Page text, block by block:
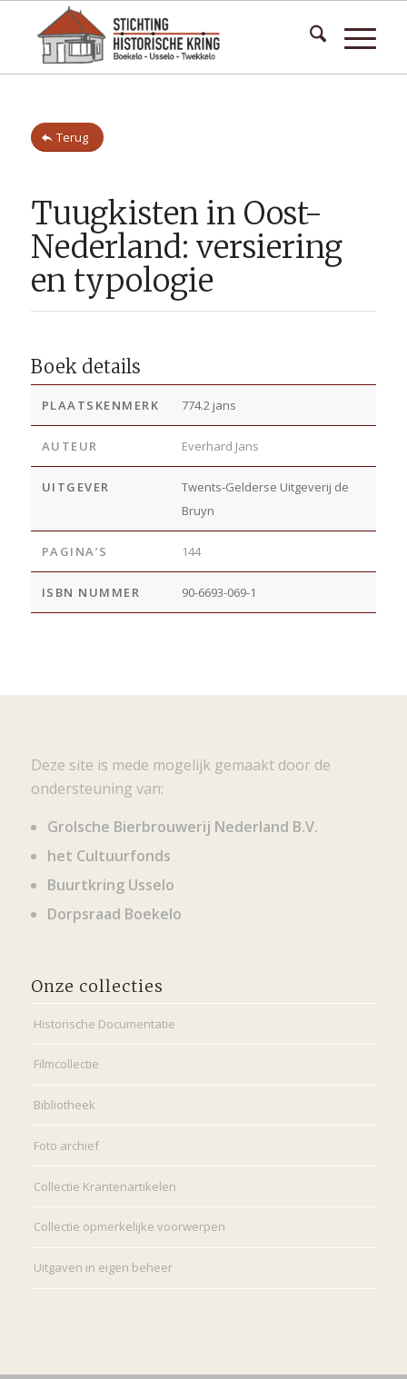
Terug
Tuugkisten in Oost-
Nederland: versiering
en typologie
Boek details
PLAATSKENMERK 774.2 jans
AUTEUR Everhard Jans
UITGEVER
Twents-Gelderse Uitgeverij de
Bruyn
PAGINA’S 144
ISBN NUMMER 90-6693-069-1
Deze site is mede mogelijk gemaakt door de
ondersteuning van:
Grolsche Bierbrouwerij Nederland B.V.
het Cultuurfonds
Buurtkring Usselo
Dorpsraad Boekelo
Onze collecties
Historische Documentatie
Filmcollectie
Bibliotheek
Foto archief
Collectie Krantenartikelen
Collectie opmerkelijke voorwerpen
Uitgaven in eigen beheer